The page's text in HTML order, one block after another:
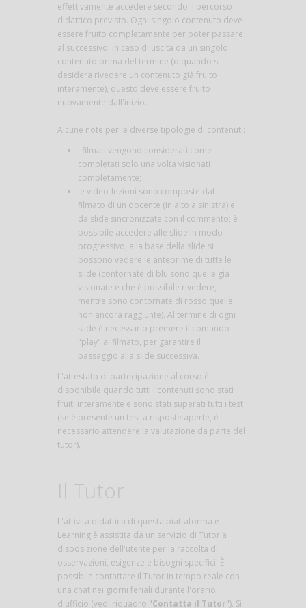
effettivamente accedere secondo il percorso
didattico previsto. Ogni singolo contenuto deve
essere fruito completamente per poter passare
al successivo: in caso di uscita da un singolo
contenuto prima del termine (o quando si
desidera rivedere un contenuto già fruito
interamente), questo deve essere fruito
nuovamente dall'inizio.
Alcune note per le diverse tipologie di contenuti:
i filmati vengono considerati come
completati solo una volta visionati
completamente;
le video-lezioni sono composte dal
filmato di un docente (in alto a sinistra) e
da slide sincronizzate con il commento; è
possibile accedere alle slide in modo
progressivo, alla base della slide si
possono vedere le anteprime di tutte le
slide (contornate di blu sono quelle già
visionate e che è possibile rivedere,
mentre sono contornate di rosso quelle
non ancora raggiunte). Al termine di ogni
slide è necessario premere il comando
"play" al filmato, per garantire il
passaggio alla slide successiva.
L'attestato di partecipazione al corso è
disponibile quando tutti i contenuti sono stati
fruiti interamente e sono stati superati tutti i test
(se è presente un test a risposte aperte, è
necessario attendere la valutazione da parte del
tutor).
Il Tutor
L'attività didattica di questa piattaforma e-
Learning è assistita da un servizio di Tutor a
disposizione dell'utente per la raccolta di
osservazioni, esigenze e bisogni specifici. È
possibile contattare il Tutor in tempo reale con
una chat nei giorni feriali durante l'orario
d'ufficio (vedi riquadro "Contatta il Tutor"). Si